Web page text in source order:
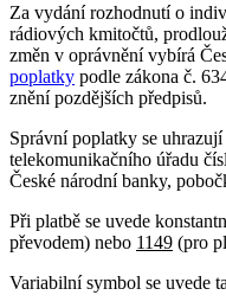
Za vydání rozhodnutí o
rádiových kmitočtů,
změn v oprávnění vybírá
poplatky podle zákona č.
znění pozdějších předpisů.
Správní poplatky se
telekomunikačního úřadu
České národní banky,
Při platbě se uvede
převodem) nebo 1149 (pro
Variabilní symbol se uvede